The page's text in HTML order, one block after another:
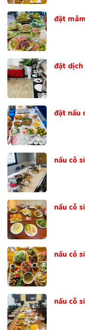
đặt
đặt dịch
đặt nấu
nấu cỗ
nấu cỗ
nấu cỗ
nấu cỗ